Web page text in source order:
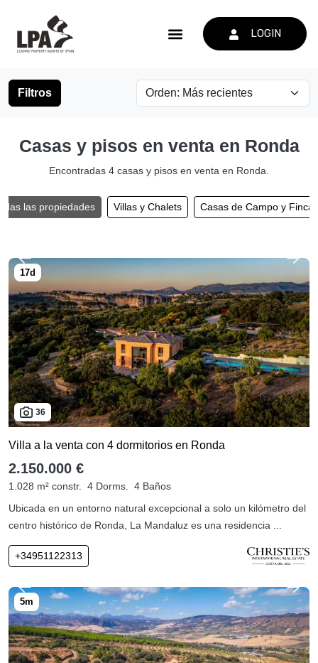
LOGIN
Filtros
Casas y pisos en venta en Ronda
Encontradas 4 casas y pisos en venta en Ronda.
las propiedades Villas y Chalets Casas de Campo y Fincas
36
Villa a la venta con 4 dormitorios en Ronda
2.150.000 €
1.028 m² constr. 4 Dorms.
4 Baños
Ubicada en un entorno natural excepcional a solo un kilómetro del
centro histórico de Ronda, La Mandaluz es una residencia ...
+34951122313